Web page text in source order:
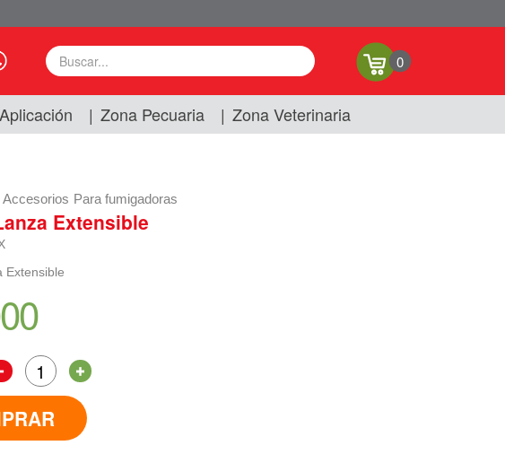
0
| Zona Pecuaria | Zona Veterinaria
Para fumigadoras
Extensible
Extensible